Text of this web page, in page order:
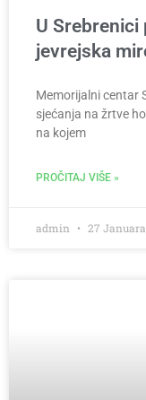
U
jevrejska
Memorijalni centar
sjećanja na žrtve
na kojem
PROČITAJ VIŠE »
admin 27